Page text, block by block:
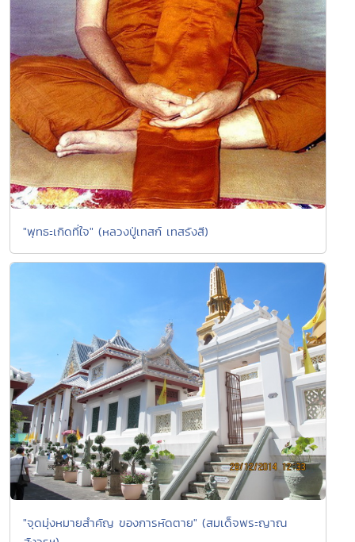
"พุทธะเกิดที่ใจ" (หลวงปู่เทสก์ เทสรังสี)
"จุดมุ่งหมายสำคัญ ของการหัดตาย" (สมเด็จพระญาณ